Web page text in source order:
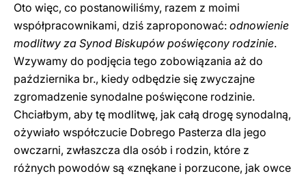
Oto więc, co postanowiliśmy, razem z moimi
współpracownikami, dziś zaproponować: odnowienie
modlitwy za Synod Biskupów poświęcony rodzinie.
Wzywamy do podjęcia tego zobowiązania aż do
października br., kiedy odbędzie się zwyczajne
zgromadzenie synodalne poświęcone rodzinie.
Chciałbym, aby tę modlitwę, jak całą drogę synodalną,
ożywiało współczucie Dobrego Pasterza dla jego
owczarni, zwłaszcza dla osób i rodzin, które z
różnych powodów są «znękane i porzucone, jak owce